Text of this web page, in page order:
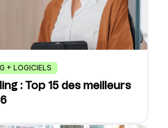
+ LOGICIELS
: Top 15 des meilleurs